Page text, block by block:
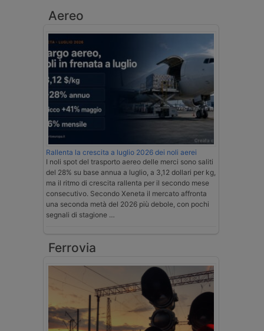
Aereo
Rallenta la crescita a luglio 2026 dei noli aerei
I noli spot del trasporto aereo delle merci sono saliti
del 28% su base annua a luglio, a 3,12 dollari per kg,
ma il ritmo di crescita rallenta per il secondo mese
consecutivo. Secondo Xeneta il mercato affronta
una seconda metà del 2026 più debole, con pochi
segnali di stagione …
Ferrovia